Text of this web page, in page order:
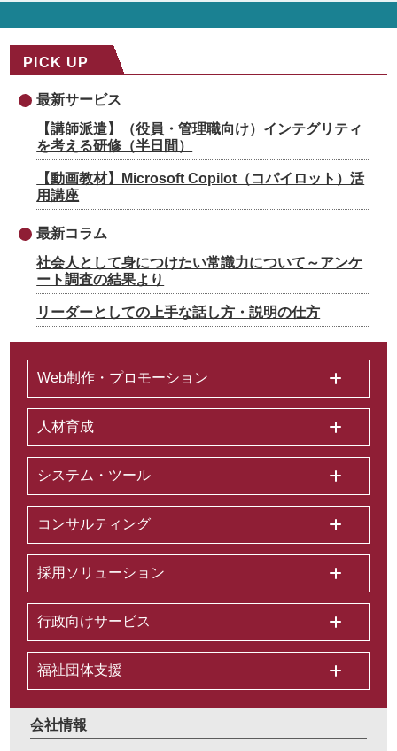
PICK UP
最新サービス
【講師派遣】（役員・管理職向け）インテグリティ
を考える研修（半日間）
【動画教材】Microsoft Copilot（コパイロット）活
用講座
最新コラム
社会人として身につけたい常識力について～アンケ
ート調査の結果より
リーダーとしての上手な話し方・説明の仕方
Web制作・プロモーション
人材育成
システム・ツール
コンサルティング
採用ソリューション
行政向けサービス
福祉団体支援
会社情報